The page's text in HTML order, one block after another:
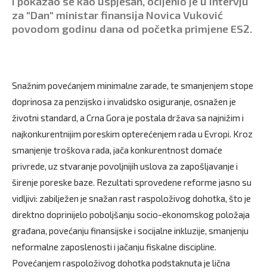
za "Dan" ministar finansija Novica Vuković
povodom godinu dana od početka primjene ES2.
Snažnim povećanjem minimalne zarade, te smanjenjem stope
doprinosa za penzijsko i invalidsko osiguranje, osnažen je
životni standard, a Crna Gora je postala država sa najnižim i
najkonkurentnijim poreskim opterećenjem rada u Evropi. Kroz
smanjenje troškova rada, jača konkurentnost domaće
privrede, uz stvaranje povoljnijih uslova za zapošljavanje i
širenje poreske baze. Rezultati sprovedene reforme jasno su
vidljivi: zabilježen je snažan rast raspoloživog dohotka, što je
direktno doprinijelo poboljšanju socio-ekonomskog položaja
građana, povećanju finansijske i socijalne inkluzije, smanjenju
neformalne zaposlenosti i jačanju fiskalne discipline.
Povećanjem raspoloživog dohotka podstaknuta je lična